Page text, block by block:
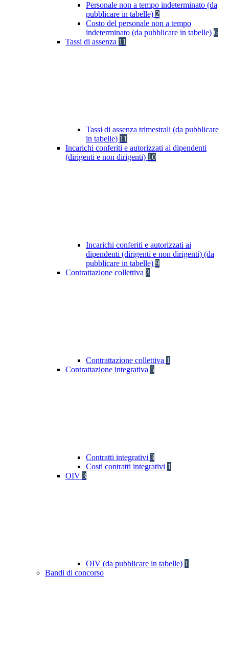
Personale non a tempo indeterminato (da
pubblicare in tabelle) 2
Costo del personale non a tempo
indeterminato (da pubblicare in tabelle) 6
Tassi di assenza 11
Tassi di assenza trimestrali (da pubblicare
in tabelle) 11
Incarichi conferiti e autorizzati ai dipendenti
(dirigenti e non dirigenti) 10
Incarichi conferiti e autorizzati ai
dipendenti (dirigenti e non dirigenti) (da
pubblicare in tabelle) 9
Contrattazione collettiva 3
Contrattazione collettiva 1
Contrattazione integrativa 5
Contratti integrativi 3
Costi contratti integrativi 1
OIV 3
OIV (da pubblicare in tabelle) 1
Bandi di concorso